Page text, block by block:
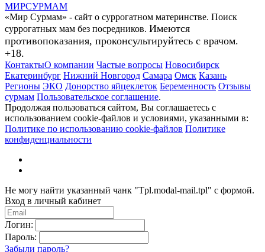
МИРСУРМАМ
«Мир Сурмам» - сайт о суррогатном материнстве. Поиск
суррогатных мам без посредников. Имеются
противопоказания, проконсультируйтесь с врачом.
+18.
КонтактыО компании Частые вопросы Новосибирск
Екатеринбург Нижний Новгород Самара Омск Казань
Регионы ЭКО Донорство яйцеклеток Беременность Отзывы
сурмам Пользовательское соглашение.
Продолжая пользоваться сайтом, Вы соглашаетесь с
использованием cookie-файлов и условиями, указанными в:
Политике по использованию cookie-файлов Политике
конфиденциальности
Не могу найти указанный чанк "Tpl.modal-mail.tpl" с формой.
Вход в личный кабинет
Логин:
Пароль:
Забыли пароль?